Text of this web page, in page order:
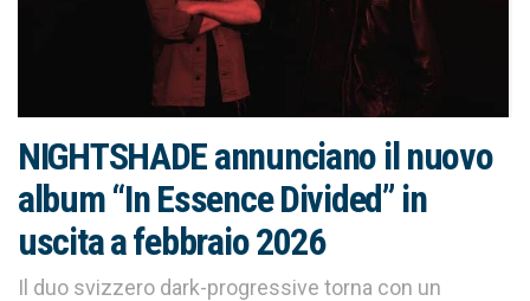
NIGHTSHADE annunciano il nuovo
album “In Essence Divided” in
uscita a febbraio 2026
Il duo svizzero dark-progressive torna con un